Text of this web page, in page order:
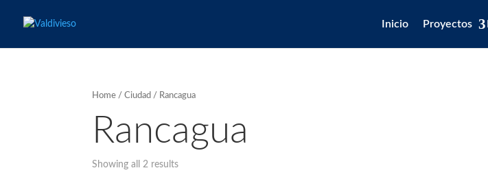
Inicio Proyectos
Home /Ciudad / Rancagua
Rancagua
Showing all 2 results